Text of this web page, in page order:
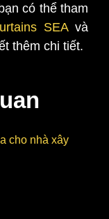
có thể tham
SEAvà
thêm chi tiết.